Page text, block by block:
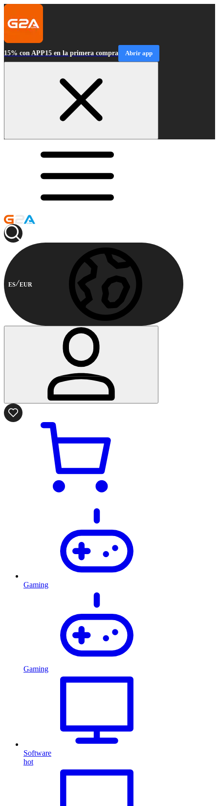
15% con APP15 en la primera compra Abrir app
ES EUR
Gaming
Gaming
Software
hot